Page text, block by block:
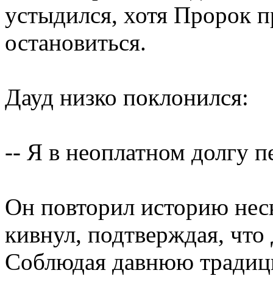
устыдился, хотя Пророк
остановиться.
Дауд низко поклонился:
-- Я в неоплатном долгу
Он повторил историю
кивнул, подтверждая,
Соблюдая давнюю